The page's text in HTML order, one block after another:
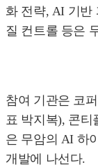
화 전략, AI 기반
질 컨트롤 등은
참여 기관은 코
표 박지복), 콘티
은 무암의 AI 하
개발에 나선다.